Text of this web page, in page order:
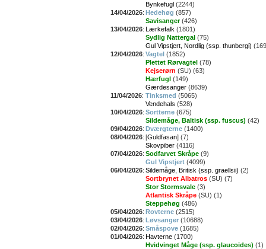
Bynkefugl (2244)
14/04/2026: Hedehøg (857)
Savisanger(426)
13/04/2026: Lærkefalk (1801)
Sydlig Nattergal (75)
Gul Vipstjert, Nordlig (ssp. thunbergi)
12/04/2026: Vagtel (1852)
Plettet Rørvagtel (78)
Kejserørn (SU) (63)
Hærfugl (149)
Gærdesanger (8639)
11/04/2026: Tinksmed (5065)
Vendehals (528)
10/04/2026: Sortterne (675)
Sildemåge, Baltisk (ssp. fuscus) (42)
09/04/2026: Dværgterne (1400)
08/04/2026: [Guldfasan] (7)
Skovpiber (4116)
07/04/2026: Sodfarvet Skråpe (9)
Gul Vipstjert (4099)
06/04/2026: Sildemåge, Britisk (ssp. graellsii) (2)
Sortbrynet Albatros (SU) (7)
Stor Stormsvale (3)
Atlantisk Skråpe (SU) (1)
Steppehøg (486)
05/04/2026: Rovterne (2515)
03/04/2026: Løvsanger (10688)
02/04/2026: Småspove (1685)
01/04/2026: Havterne (1700)
Hvidvinget Måge (ssp. glaucoides) (1)